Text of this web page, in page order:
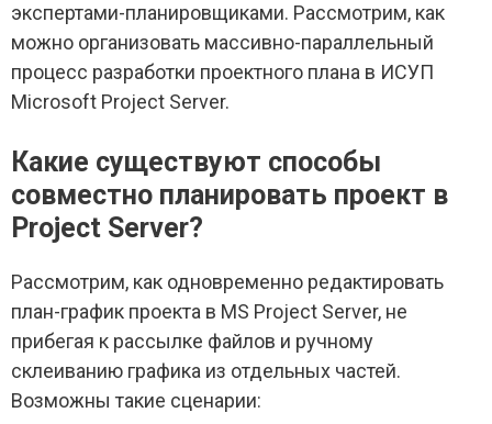
экспертами-планировщиками. Рассмотрим, как
можно организовать массивно-параллельный
процесс разработки проектного плана в ИСУП
Microsoft Project Server.
Какие существуют способы
совместно планировать проект в
Project Server?
Рассмотрим, как одновременно редактировать
план-график проекта в MS Project Server, не
прибегая к рассылке файлов и ручному
склеиванию графика из отдельных частей.
Возможны такие сценарии: